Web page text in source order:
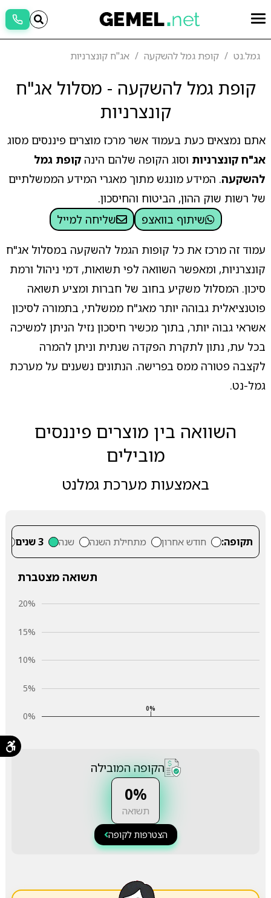
גמל.נט קופת גמל להשקעה אג"ח קונצרניות
קופת גמל להשקעה - מסלול אג"ח
קונצרניות
אתם נמצאים כעת בעמוד אשר מרכז מוצרים פיננסים מסוג
אג"ח קונצרניות וסוג הקופה שלהם הינה קופת גמל
להשקעה. המידע מונגש מתוך מאגרי המידע הממשלתיים
של רשות שוק ההון, הביטוח והחיסכון.
שיתוף בוואצפ
שליחה למייל
עמוד זה מרכז את כל קופות הגמל להשקעה במסלול אג"ח
קונצרניות, ומאפשר השוואה לפי תשואות, דמי ניהול ורמת
סיכון. המסלול משקיע בחוב של חברות ומציע תשואה
פוטנציאלית גבוהה יותר מאג"ח ממשלתי, בתמורה לסיכון
אשראי גבוה יותר, בתוך מכשיר חיסכון נזיל הניתן למשיכה
בכל עת, נתון לתקרת הפקדה שנתית וניתן להמרה
לקצבה פטורה ממס בפרישה. הנתונים נשענים על מערכת
גמל-נט.
השוואה בין מוצרים פיננסים
מובילים
באמצעות מערכת גמלנט
תקופה: חודש אחרון מתחילת השנה שנה 3 שנים
תשואה מצטברת
0%
5%
10%
15%
20%
0%
הקופה המובילה
0%
תשואה
הצטרפות לקופה